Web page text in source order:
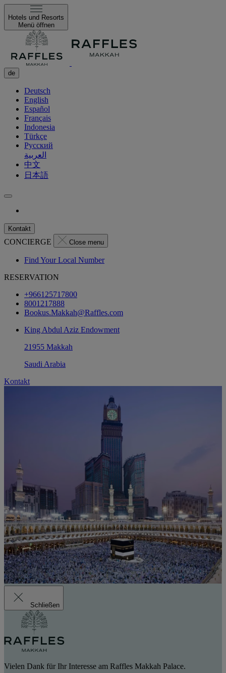
Hotels und Resorts
Menü öffnen
de
Deutsch
English
Español
Français
Indonesia
Türkçe
Русский
العربية
中文
日本語
Kontakt
CONCIERGE Close menu
Find Your Local Number
RESERVATION
+966125717800
8001217888
Bookus.Makkah@Raffles.com
King Abdul Aziz Endowment
21955 Makkah
Saudi Arabia
Kontakt
Schließen
Vielen Dank für Ihr Interesse am Raffles Makkah Palace.